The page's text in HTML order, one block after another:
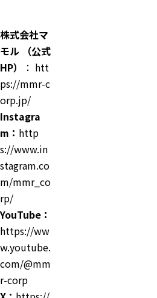
株式会社マ
モル （公式
HP）
： htt
ps://mmr-c
orp.jp/
Instagra
m： http
s://www.in
stagram.co
m/mmr_co
rp/
YouTube：
https://ww
w.youtube.
com/@mm
r-corp